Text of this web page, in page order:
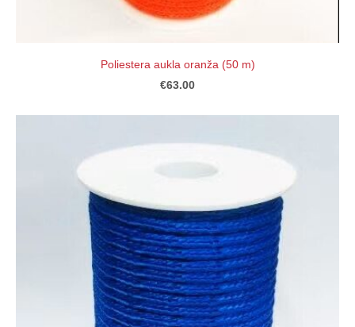
Poliestera aukla oranža (50 m)
€63.00